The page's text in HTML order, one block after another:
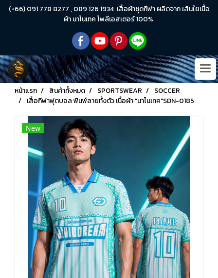
(+66) 091 778 8277 , 089 126 1934 เสื้อผ้าชุดกีฬา ผลิตจาก เส้นใยเนื้อ
ผ้า นาโนเทค โพลีเอสเตอร์ 100%
หน้าแรก สินค้าทั้งหมด SPORTSWEAR
SOCCER
เสื้อกีฬาฟุตบอล พิมพ์ลายทั้งตัว เนื้อผ้า "นาโนเทค"SDN-0185
New